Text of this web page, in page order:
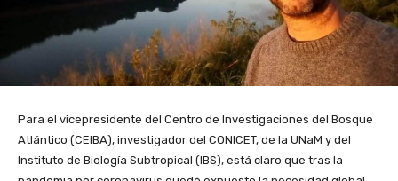
Para el vicepresidente del Centro de Investigaciones del Bosque
Atlántico (CEIBA), investigador del CONICET, de la UNaM y del
Instituto de Biología Subtropical (IBS), está claro que tras la